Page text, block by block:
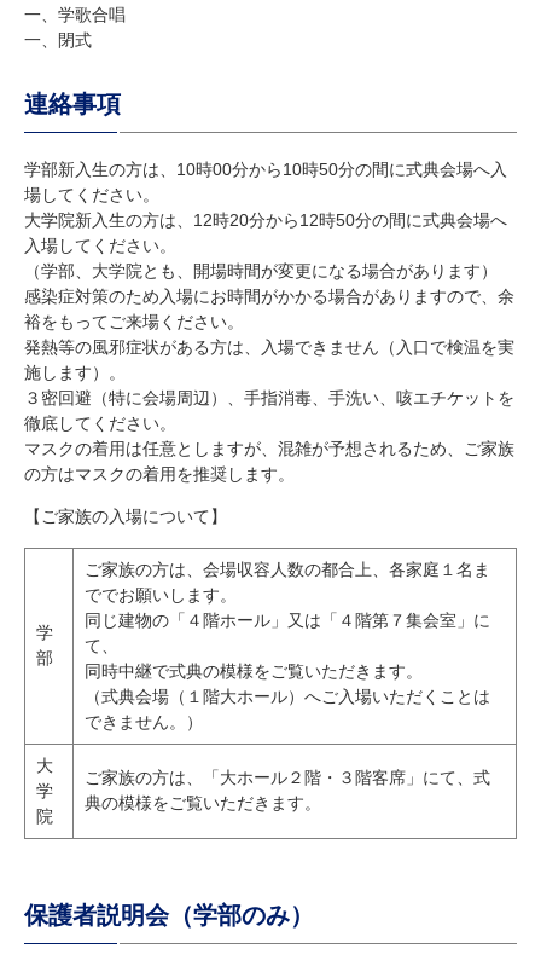
一、学歌合唱
一、閉式
連絡事項
学部新入生の方は、10時00分から10時50分の間に式典会場へ入
場してください。
大学院新入生の方は、12時20分から12時50分の間に式典会場へ
入場してください。
（学部、大学院とも、開場時間が変更になる場合があります）
感染症対策のため入場にお時間がかかる場合がありますので、余
裕をもってご来場ください。
発熱等の風邪症状がある方は、入場できません（入口で検温を実
施します）。
３密回避（特に会場周辺）、手指消毒、手洗い、咳エチケットを
徹底してください。
マスクの着用は任意としますが、混雑が予想されるため、ご家族
の方はマスクの着用を推奨します。
【ご家族の入場について】
学
部
ご家族の方は、会場収容人数の都合上、各家庭１名ま
ででお願いします。
同じ建物の「４階ホール」又は「４階第７集会室」に
て、
同時中継で式典の模様をご覧いただきます。
（式典会場（１階大ホール）へご入場いただくことは
できません。）
大
学
院
ご家族の方は、「大ホール２階・３階客席」にて、式
典の模様をご覧いただきます。
保護者説明会（学部のみ）